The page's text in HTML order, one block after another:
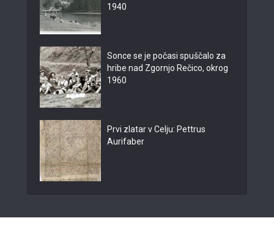
1940
Sonce se je počasi spuščalo za
hribe nad Zgornjo Rečico, okrog
1960
Prvi zlatar v Celju: Pettrus
Aurifaber